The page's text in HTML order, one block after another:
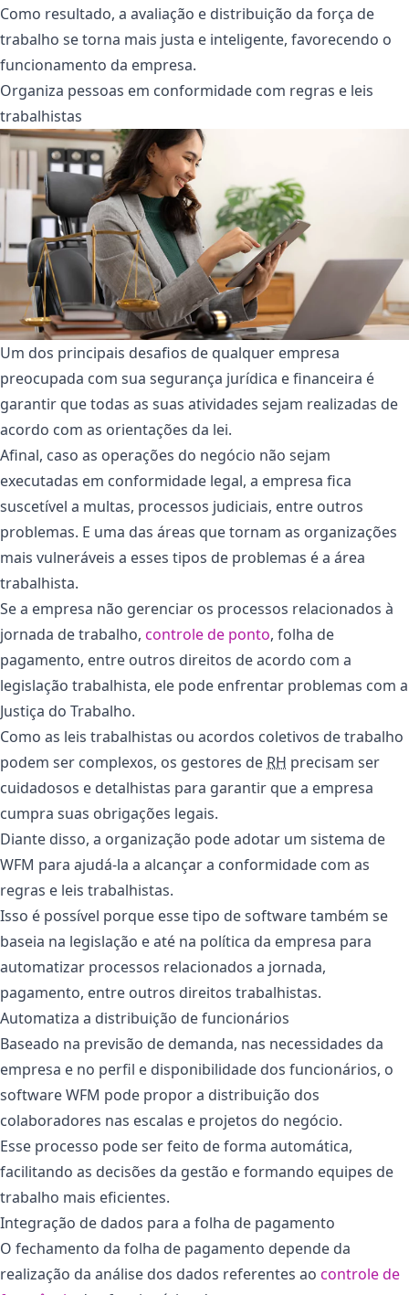
Como resultado, a avaliação e distribuição da força de
trabalho se torna mais justa e inteligente, favorecendo o
funcionamento da empresa.
Organiza pessoas em conformidade com regras e leis
trabalhistas
Um dos principais desafios de qualquer empresa
preocupada com sua segurança jurídica e financeira é
garantir que todas as suas atividades sejam realizadas de
acordo com as orientações da lei.
Afinal, caso as operações do negócio não sejam
executadas em conformidade legal, a empresa fica
suscetível a multas, processos judiciais, entre outros
problemas. E uma das áreas que tornam as organizações
mais vulneráveis a esses tipos de problemas é a área
trabalhista.
Se a empresa não gerenciar os processos relacionados à
jornada de trabalho, controle de ponto, folha de
pagamento, entre outros direitos de acordo com a
legislação trabalhista, ele pode enfrentar problemas com a
Justiça do Trabalho.
Como as leis trabalhistas ou acordos coletivos de trabalho
podem ser complexos, os gestores de RH precisam ser
cuidadosos e detalhistas para garantir que a empresa
cumpra suas obrigações legais.
Diante disso, a organização pode adotar um sistema de
WFM para ajudá-la a alcançar a conformidade com as
regras e leis trabalhistas.
Isso é possível porque esse tipo de software também se
baseia na legislação e até na política da empresa para
automatizar processos relacionados a jornada,
pagamento, entre outros direitos trabalhistas.
Automatiza a distribuição de funcionários
Baseado na previsão de demanda, nas necessidades da
empresa e no perfil e disponibilidade dos funcionários, o
software WFM pode propor a distribuição dos
colaboradores nas escalas e projetos do negócio.
Esse processo pode ser feito de forma automática,
facilitando as decisões da gestão e formando equipes de
trabalho mais eficientes.
Integração de dados para a folha de pagamento
O fechamento da folha de pagamento depende da
realização da análise dos dados referentes ao controle de